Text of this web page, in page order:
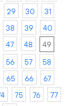
29 30
31
38 39
40
47 48
49
56 57
58
65 66
67
75 76
77